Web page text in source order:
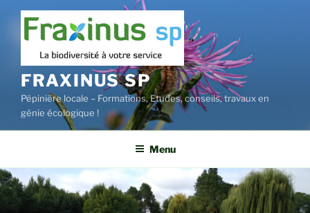
Aller
contenu
principal
FRAXINUS SP
Pépinière locale – Formations, Etudes, conseils, travaux en
génie écologique !
Menu